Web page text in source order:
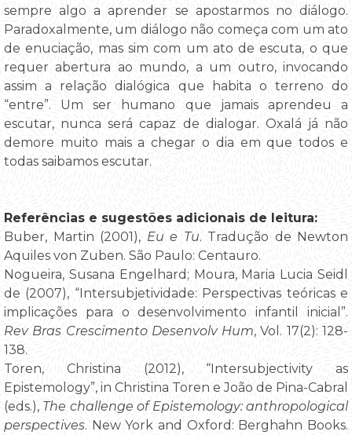
sempre algo a aprender se apostarmos no diálogo.
Paradoxalmente, um diálogo não começa com um ato
de enuciação, mas sim com um ato de escuta, o que
requer abertura ao mundo, a um outro, invocando
assim a relação dialógica que habita o terreno do
“entre”. Um ser humano que jamais aprendeu a
escutar, nunca será capaz de dialogar. Oxalá já não
demore muito mais a chegar o dia em que todos e
todas saibamos escutar.
Referências e sugestões adicionais de leitura:
Buber, Martin (2001), Eu e Tu. Tradução de Newton
Aquiles von Zuben. São Paulo: Centauro.
Nogueira, Susana Engelhard; Moura, Maria Lucia Seidl
de (2007), “Intersubjetividade: Perspectivas teóricas e
implicações para o desenvolvimento infantil inicial”.
Rev Bras Crescimento Desenvolv Hum, Vol. 17(2): 128-
138.
Toren, Christina (2012), “Intersubjectivity as
Epistemology”, in Christina Toren e João de Pina-Cabral
(eds.), The challenge of Epistemology: anthropological
perspectives. New York and Oxford: Berghahn Books.